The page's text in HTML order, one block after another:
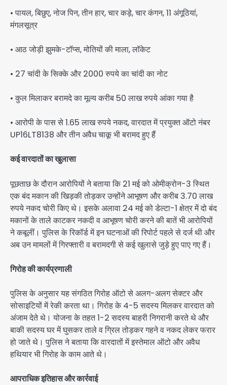
• पायल, बिछुए, नोज पिन, तीन हार, चार कड़े, चार कंगन, 11 अंगूठियां,
मंगलसूत्र
• आठ जोड़ी झुमके-टॉप्स, मोतियों की माला, लॉकेट
• 27 चांदी के सिक्के और 2000 रुपये का चांदी का नोट
• कुल मिलाकर बरामदे का मूल्य करीब 50 लाख रुपये आंका गया है
• आरोपी के पास से 1.65 लाख रुपये नकद, वारदात में प्रयुक्त ऑटो नंबर
UP16LT8138 और तीन अवैध चाकू भी बरामद हुए हैं
कई वारदातों का खुलासा
पूछताछ के दौरान आरोपियों ने बताया कि 21 मई को ओमीक्रोन-3 स्थित
एक बंद मकान की खिड़की तोड़कर उन्होंने आभूषण और करीब 3.70 लाख
रुपये नकद चोरी किए थे। इसके अलावा 24 मई को डेल्टा-1 क्षेत्र में दो बंद
मकानों के ताले काटकर नकदी व आभूषण चोरी करने की बातें भी आरोपियों
ने कबूलीं। पुलिस के रिकॉर्ड में इन घटनाओं की रिपोर्ट पहले से दर्ज थी और
अब उन मामलों में गिरफ्तारी व बरामदगी से कई खुलासे जुड़े हुए पाए गए हैं।
गिरोह की कार्यप्रणाली
पुलिस के अनुसार यह संगठित गिरोह ऑटो से अलग-अलग सेक्टर और
सोसाइटियों में रेकी करता था। गिरोह के 4-5 सदस्य मिलकर वारदात को
अंजाम देते थे। योजना के तहत 1-2 सदस्य बाहरी निगरानी करते थे और
बाकी सदस्य घर में घुसकर ताले व ग्रिल तोड़कर गहने व नकद लेकर फरार
हो जाते थे। पुलिस ने बताया कि वारदातों में इस्तेमाल ऑटो और अवैध
हथियार भी गिरोह के काम आते थे।
आपराधिक इतिहास और कार्रवाई